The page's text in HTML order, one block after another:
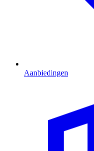
Aanbiedingen